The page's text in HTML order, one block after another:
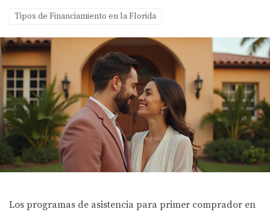
Tipos de Financiamiento en la Florida
Los programas de asistencia para primer comprador en